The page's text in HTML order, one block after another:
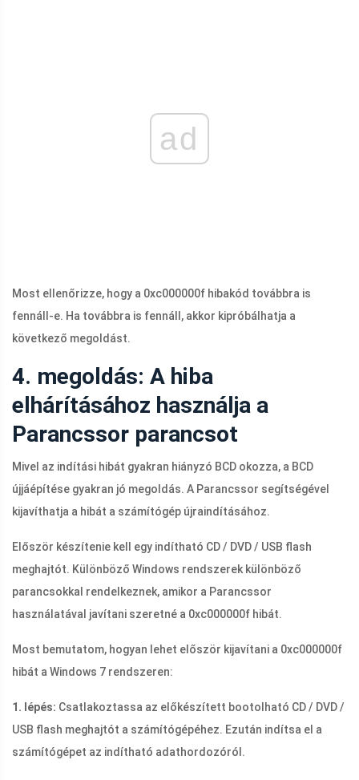
ad
Most ellenőrizze, hogy a 0xc000000f hibakód továbbra is
fennáll-e. Ha továbbra is fennáll, akkor kipróbálhatja a
következő megoldást.
4. megoldás: A hiba
elhárításához használja a
Parancssor parancsot
Mivel az indítási hibát gyakran hiányzó BCD okozza, a BCD
újjáépítése gyakran jó megoldás. A Parancssor segítségével
kijavíthatja a hibát a számítógép újraindításához.
Először készítenie kell egy indítható CD / DVD / USB flash
meghajtót. Különböző Windows rendszerek különböző
parancsokkal rendelkeznek, amikor a Parancssor
használatával javítani szeretné a 0xc000000f hibát.
Most bemutatom, hogyan lehet először kijavítani a 0xc000000f
hibát a Windows 7 rendszeren:
1. lépés: Csatlakoztassa az előkészített bootolható CD / DVD /
USB flash meghajtót a számítógépéhez. Ezután indítsa el a
számítógépet az indítható adathordozóról.